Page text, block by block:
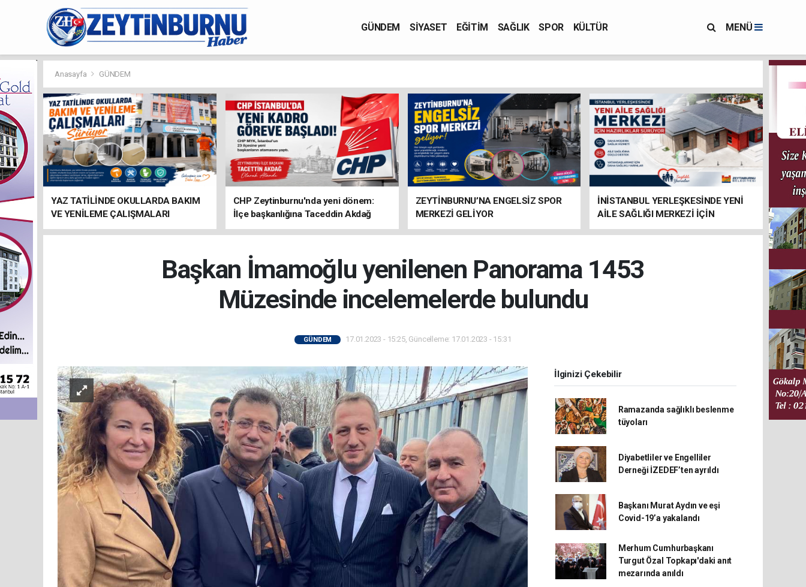
GÜNDEM SİYASET EĞİTİM SAĞLIK SPOR KÜLTÜR MENÜ
Anasayfa GÜNDEM
YAZ TATİLİNDE OKULLARDA BAKIM
VE YENİLEME ÇALIŞMALARI
SÜRÜYOR
CHP Zeytinburnu'nda yeni dönem:
İlçe başkanlığına Taceddin Akdağ
atandı
ZEYTİNBURNU’NA ENGELSİZ SPOR
MERKEZİ GELİYOR
İNİSTANBUL YERLEŞKESİNDE YENİ
AİLE SAĞLIĞI MERKEZİ İÇİN
HAZIRLIKLAR SÜRÜYOR
Başkan İmamoğlu yenilenen Panorama 1453
Müzesinde incelemelerde bulundu
GÜNDEM 17.01.2023 - 15:25, Güncelleme: 17.01.2023 - 15:31
İlginizi Çekebilir
Ramazanda sağlıklı beslenme
tüyoları
Diyabetliler ve Engelliler
Derneği İZEDEF’ten ayrıldı
Başkanı Murat Aydın ve eşi
Covid-19’a yakalandı
Merhum Cumhurbaşkanı
Turgut Özal Topkapı'daki anıt
mezarında anıldı